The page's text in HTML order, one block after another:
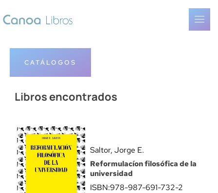
CATÁLOGOS
Libros encontrados
Saltor, Jorge E.
Reformulacíon filosófica de la
universidad
ISBN:978-987-691-732-2